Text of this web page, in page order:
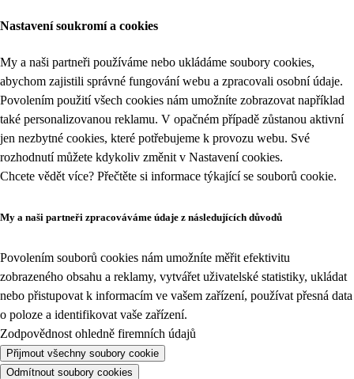
Nastavení soukromí a cookies
My a naši partneři používáme nebo ukládáme soubory cookies,
abychom zajistili správné fungování webu a zpracovali osobní údaje.
Povolením použití všech cookies nám umožníte zobrazovat například
také personalizovanou reklamu. V opačném případě zůstanou aktivní
jen nezbytné cookies, které potřebujeme k provozu webu. Své
rozhodnutí můžete kdykoliv změnit v Nastavení cookies.
Chcete vědět více? Přečtěte si informace týkající se souborů cookie.
My a naši partneři zpracováváme údaje z následujících důvodů
Povolením souborů cookies nám umožníte měřit efektivitu
zobrazeného obsahu a reklamy, vytvářet uživatelské statistiky, ukládat
nebo přistupovat k informacím ve vašem zařízení, používat přesná data
o poloze a identifikovat vaše zařízení.
Zodpovědnost ohledně firemních údajů
Přijmout všechny soubory cookie
Odmítnout soubory cookies